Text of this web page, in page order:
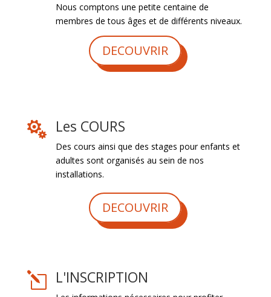
Nous comptons une petite centaine de
membres de tous âges et de différents niveaux.
DECOUVRIR
 Les COURS
Des cours ainsi que des stages pour enfants et
adultes sont organisés au sein de nos
installations.
DECOUVRIR
l L'INSCRIPTION